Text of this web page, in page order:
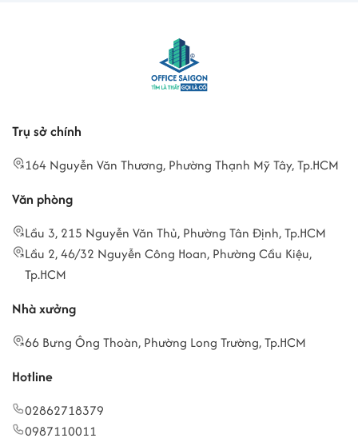
Trụ sở chính
164 Nguyễn Văn Thương, Phường Thạnh Mỹ Tây, Tp.HCM
Văn phòng
Lầu 3, 215 Nguyễn Văn Thủ, Phường Tân Định, Tp.HCM
Lầu 2, 46/32 Nguyễn Công Hoan, Phường Cầu Kiệu,
Tp.HCM
Nhà xưởng
66 Bưng Ông Thoàn, Phường Long Trường, Tp.HCM
Hotline
02862718379
0987110011